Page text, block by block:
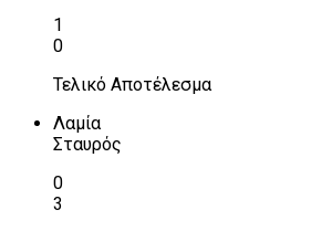
1
0
Τελικό Αποτέλεσμα
Λαμία
Σταυρός
0
3